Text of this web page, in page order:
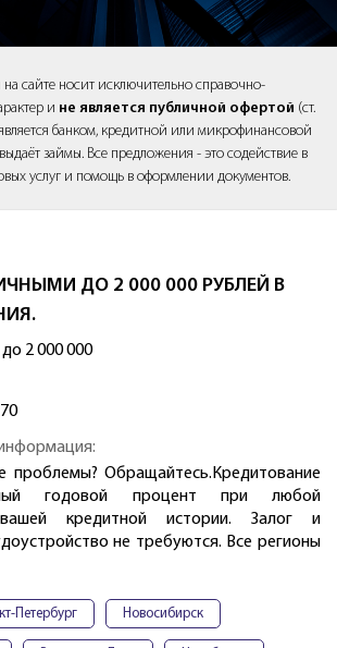
сайте носит исключительно справочно-
и не является публичной офертой (ст.
банком, кредитной или микрофинансовой
займы. Все предложения - это содействие в
услуг и помощь в оформлении документов.
ДО 2 000 000 РУБЛЕЙ В
2 000 000
проблемы? Обращайтесь.Кредитование
годовой процент при любой
вашей кредитной истории. Залог и
не требуются. Все регионы
Петербург Новосибирск